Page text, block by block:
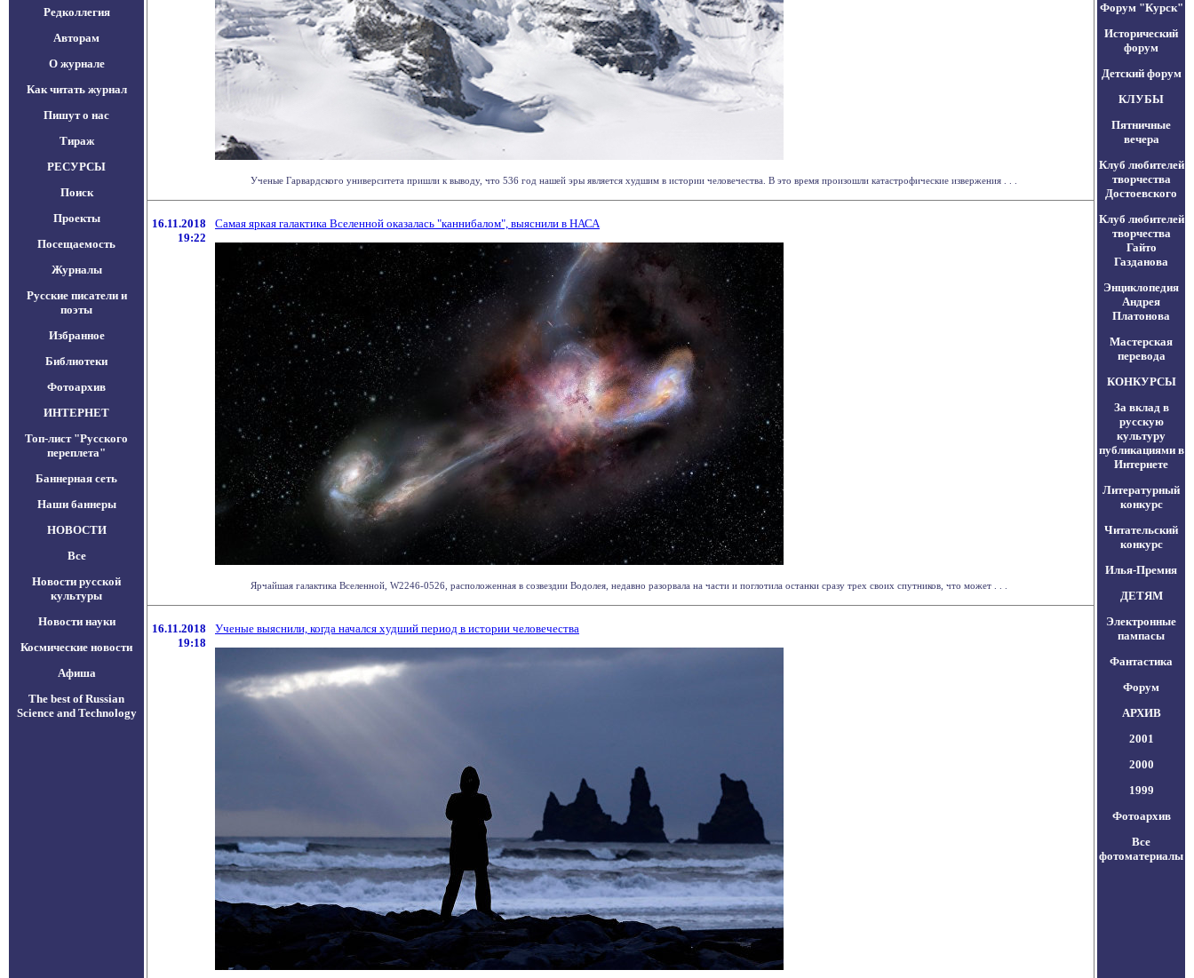
Редколлегия
Авторам
О журнале
Как читать журнал
Пишут о нас
Тираж
РЕСУРСЫ
Поиск
Проекты
Посещаемость
Журналы
Русские писатели и
поэты
Избранное
Библиотеки
Фотоархив
ИНТЕРНЕТ
Топ-лист "Русского
переплета"
Баннерная сеть
Наши баннеры
НОВОСТИ
Все
Новости русской
культуры
Новости науки
Космические новости
Афиша
The best of Russian
Science and Technology
Ученые Гарвардского университета пришли к выводу, что 536 год нашей эры является худшим в истории человечества. В это время произошли катастрофические извержения . . .
16.11.2018
19:22
Самая яркая галактика Вселенной оказалась "каннибалом", выяснили в НАСА
Ярчайшая галактика Вселенной, W2246-0526, расположенная в созвездии Водолея, недавно разорвала на части и поглотила останки сразу трех своих спутников, что может . . .
16.11.2018
19:18
Ученые выяснили, когда начался худший период в истории человечества
Форум "Курск"
Исторический
форум
Детский форум
КЛУБЫ
Пятничные
вечера
Клуб любителей
творчества
Достоевского
Клуб любителей
творчества
Гайто
Газданова
Энциклопедия
Андрея
Платонова
Мастерская
перевода
КОНКУРСЫ
За вклад в
русскую
культуру
публикациями в
Интернете
Литературный
конкурс
Читательский
конкурс
Илья-Премия
ДЕТЯМ
Электронные
пампасы
Фантастика
Форум
АРХИВ
2001
2000
1999
Фотоархив
Все
фотоматериалы